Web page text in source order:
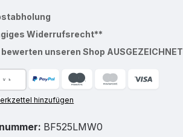
Widerrufsrecht**
bewerten unseren Shop AUSGEZEICHNET
hinzufügen
BF525LMW0